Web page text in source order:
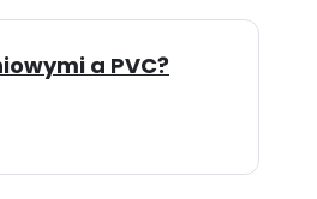
a PVC?